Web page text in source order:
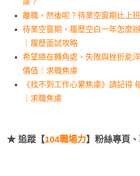
離職，然後呢？待業空窗期比上
待業空窗期，履歷空白一年怎麼
｜履歷面試攻略
希望總在轉角處，失敗與挫折能
價值｜求職焦慮
《找不到工作心累焦慮》請記得
｜求職焦慮
★ 追蹤【104職場力】粉絲專頁